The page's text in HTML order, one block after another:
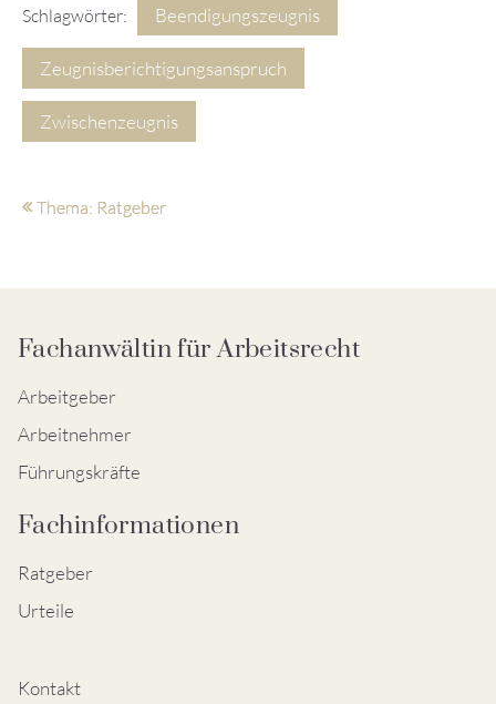
Schlagwörter: Beendigungszeugnis
Zeugnisberichtigungsanspruch
Zwischenzeugnis
Thema: Ratgeber
Fachanwältin für Arbeitsrecht
Arbeitgeber
Arbeitnehmer
Führungskräfte
Fachinformationen
Ratgeber
Urteile
Kontakt